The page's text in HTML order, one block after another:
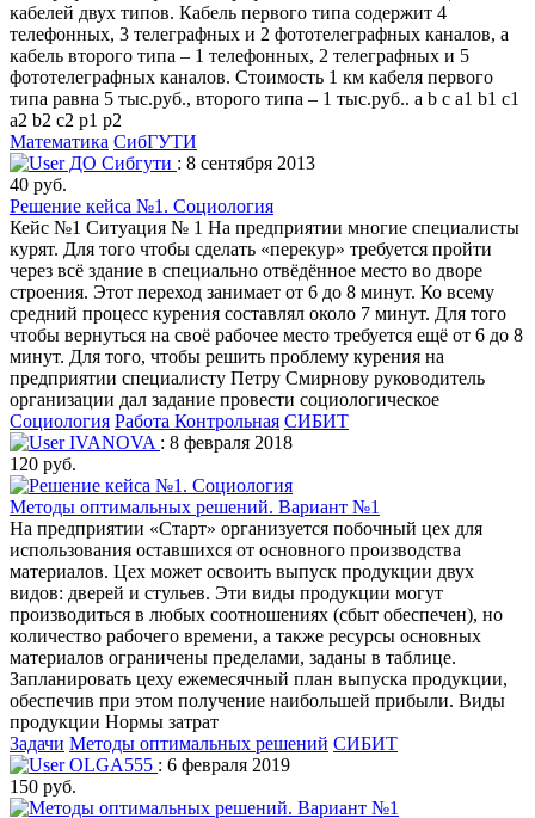
кабелей двух типов. Кабель первого типа содержит 4
телефонных, 3 телеграфных и 2 фототелеграфных каналов, а
кабель второго типа – 1 телефонных, 2 телеграфных и 5
фототелеграфных каналов. Стоимость 1 км кабеля первого
типа равна 5 тыс.руб., второго типа – 1 тыс.руб.. а b с а1 b1 с1
а2 b2 с2 p1 p2
Математика СибГУТИ
ДО Сибгути : 8 сентября 2013
40 руб.
Решение кейса №1. Социология
Кейс №1 Ситуация № 1 На предприятии многие специалисты
курят. Для того чтобы сделать «перекур» требуется пройти
через всё здание в специально отвёдённое место во дворе
строения. Этот переход занимает от 6 до 8 минут. Ко всему
средний процесс курения составлял около 7 минут. Для того
чтобы вернуться на своё рабочее место требуется ещё от 6 до 8
минут. Для того, чтобы решить проблему курения на
предприятии специалисту Петру Смирнову руководитель
организации дал задание провести социологическое
Социология Работа Контрольная СИБИТ
IVANOVA : 8 февраля 2018
120 руб.
Методы оптимальных решений. Вариант №1
На предприятии «Старт» организуется побочный цех для
использования оставшихся от основного производства
материалов. Цех может освоить выпуск продукции двух
видов: дверей и стульев. Эти виды продукции могут
производиться в любых соотношениях (сбыт обеспечен), но
количество рабочего времени, а также ресурсы основных
материалов ограничены пределами, заданы в таблице.
Запланировать цеху ежемесячный план выпуска продукции,
обеспечив при этом получение наибольшей прибыли. Виды
продукции Нормы затрат
Задачи Методы оптимальных решений СИБИТ
OLGA555 : 6 февраля 2019
150 руб.